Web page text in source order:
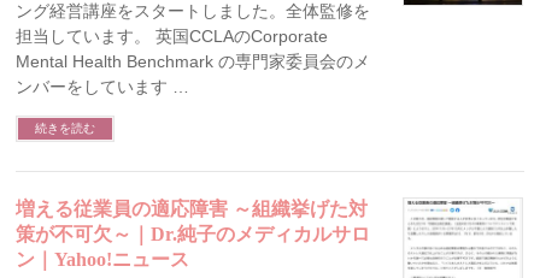
ング経営講座をスタートしました。全体監修を
担当しています。 英国CCLAのCorporate
Mental Health Benchmark の専門家委員会のメ
ンバーをしています …
続きを読む
増える従業員の適応障害 ～組織挙げた対
策が不可欠～｜Dr.純子のメディカルサロ
ン｜Yahoo!ニュース